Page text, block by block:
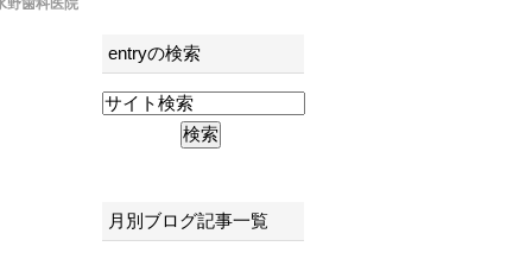
野歯科医院
entryの検索
月別ブログ記事一覧